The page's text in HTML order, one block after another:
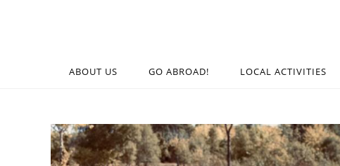
ABOUT US GO ABROAD! LOCAL ACTIVITIES